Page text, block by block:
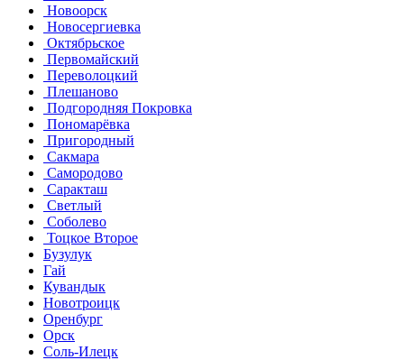
Новоорск
Новосергиевка
Октябрьское
Первомайский
Переволоцкий
Плешаново
Подгородняя Покровка
Пономарёвка
Пригородный
Сакмара
Самородово
Саракташ
Светлый
Соболево
Тоцкое Второе
Бузулук
Гай
Кувандык
Новотроицк
Оренбург
Орск
Соль-Илецк